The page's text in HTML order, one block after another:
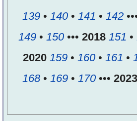
139• 140• 141 • 142
149• 150••• 2018 151 •
2020 159• 160• 161 •
168• 169• 170••• 2023